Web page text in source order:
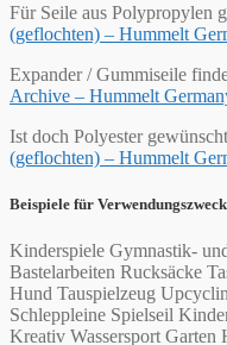
Für Seile aus Polypropylen
(geflochten) – Hummelt
Expander / Gummiseile
Archive – Hummelt
Ist doch Polyester
(geflochten) – Hummelt
Beispiele für
Kinderspiele Gymnastik-
Bastelarbeiten Rucksäcke
Hund Tauspielzeug
Schleppleine Spielseil
Kreativ Wassersport Garten